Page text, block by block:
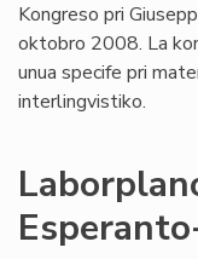
Kongreso pri
oktobro 2008. La
unua specife pri
interlingvistiko.